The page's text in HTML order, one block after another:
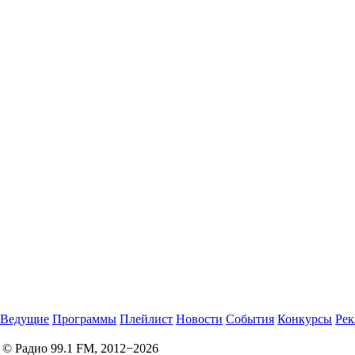
Ведущие Программы Плейлист Новости События Конкурсы
© Радио 99.1 FM, 2012−2026